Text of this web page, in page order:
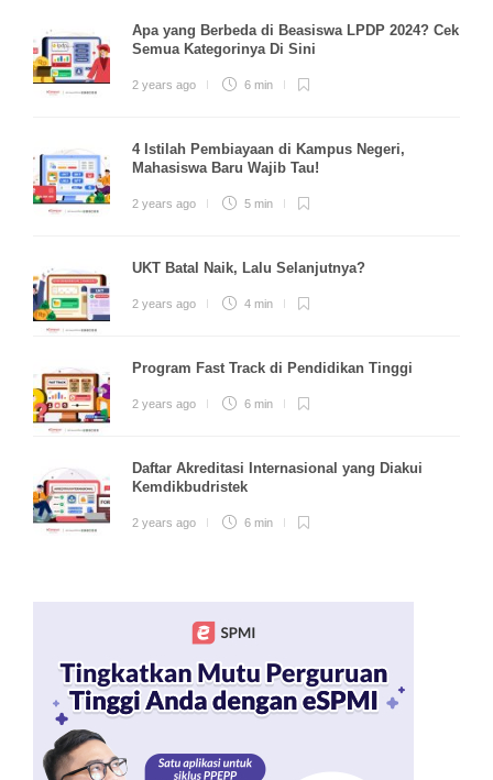
Apa yang Berbeda di Beasiswa LPDP 2024? Cek
Semua Kategorinya Di Sini
2 years ago 6 min
4 Istilah Pembiayaan di Kampus Negeri,
Mahasiswa Baru Wajib Tau!
2 years ago 5 min
UKT Batal Naik, Lalu Selanjutnya?
2 years ago 4 min
Program Fast Track di Pendidikan Tinggi
2 years ago 6 min
Daftar Akreditasi Internasional yang Diakui
Kemdikbudristek
2 years ago 6 min